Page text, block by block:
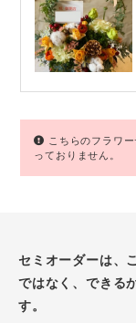
こちらのフラワ
っておりません。
セミオーダーは、
ではなく、できる
す。